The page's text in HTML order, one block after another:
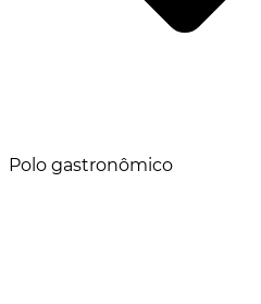
Polo gastronômico